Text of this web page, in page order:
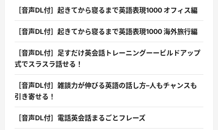
［音声DL付］起きてから寝るまで英語表現1000 オフィス編
［音声DL付］起きてから寝るまで英語表現1000 海外旅行編
［音声DL付］足すだけ英会話トレーニングーービルドアップ
式でスラスラ話せる！
［音声DL付］雑談力が伸びる英語の話し方–人もチャンスも
引き寄せる！
［音声DL付］電話英会話まるごとフレーズ